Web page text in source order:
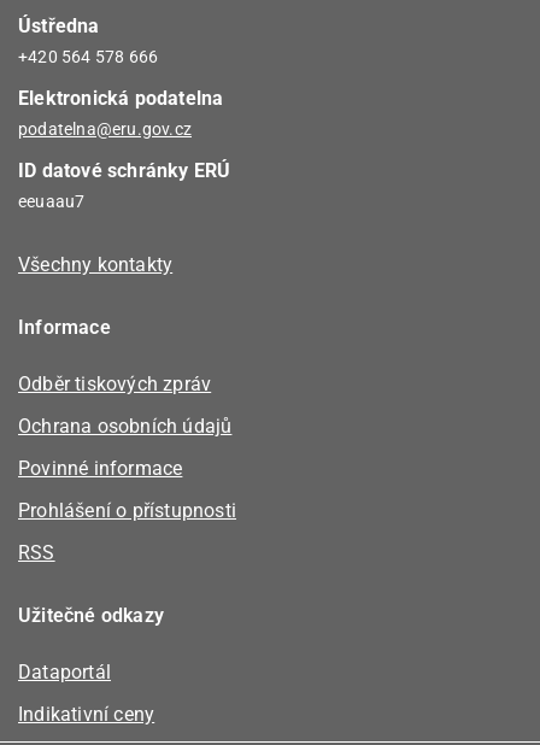
Ústředna
+420 564 578 666
Elektronická podatelna
podatelna@eru.gov.cz
ID datové schránky ERÚ
eeuaau7
Všechny kontakty
Informace
Odběr tiskových zpráv
Ochrana osobních údajů
Povinné informace
Prohlášení o přístupnosti
RSS
Užitečné odkazy
Dataportál
Indikativní ceny